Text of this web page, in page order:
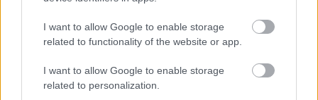
I want to allow Google to enable storage
related to functionality of the website or app.
I want to allow Google to enable storage
related to personalization.
MEST LÄSTA